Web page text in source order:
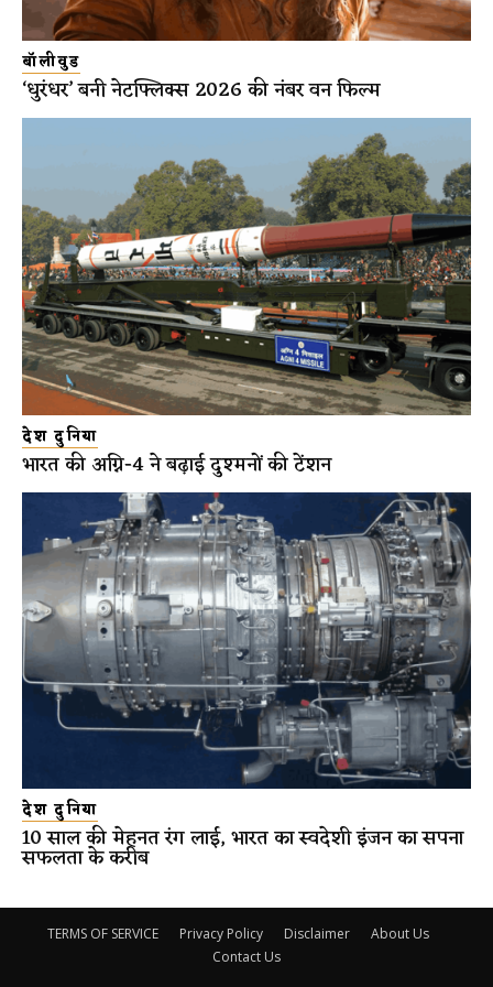
बॉलीवुड
‘धुरंधर’ बनी नेटफ्लिक्स 2026 की नंबर वन फिल्म
देश दुनिया
भारत की अग्नि-4 ने बढ़ाई दुश्मनों की टेंशन
देश दुनिया
10 साल की मेहनत रंग लाई, भारत का स्वदेशी इंजन का सपना
सफलता के करीब
TERMS OF SERVICE Privacy Policy Disclaimer
About Us
Contact Us